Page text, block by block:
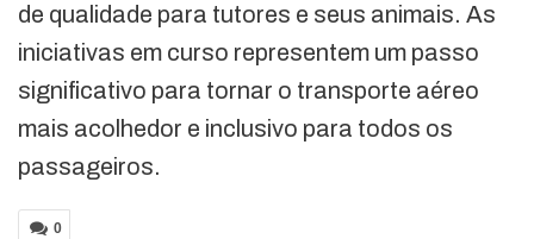
de qualidade para tutores e seus animais. As
iniciativas em curso representem um passo
significativo para tornar o transporte aéreo
mais acolhedor e inclusivo para todos os
passageiros.
0